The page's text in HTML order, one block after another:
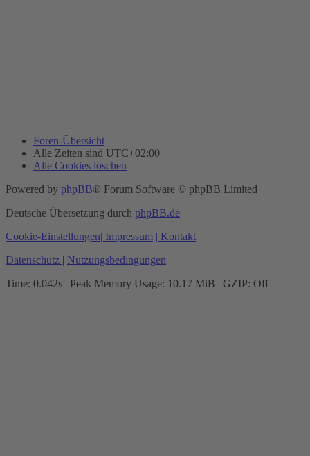
Foren-Übersicht
Alle Zeiten sind UTC+02:00
Alle Cookies löschen
Powered by phpBB® Forum Software © phpBB Limited
Deutsche Übersetzung durch phpBB.de
Cookie-Einstellungen| Impressum | Kontakt
Datenschutz | Nutzungsbedingungen
Time: 0.042s | Peak Memory Usage: 10.17 MiB | GZIP: Off